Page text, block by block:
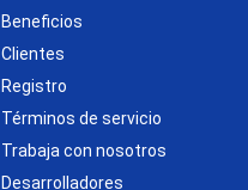
Beneficios
Clientes
Registro
Términos de servicio
Trabaja con nosotros
Desarrolladores